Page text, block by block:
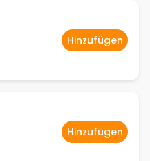
Hinzufügen
Hinzufügen